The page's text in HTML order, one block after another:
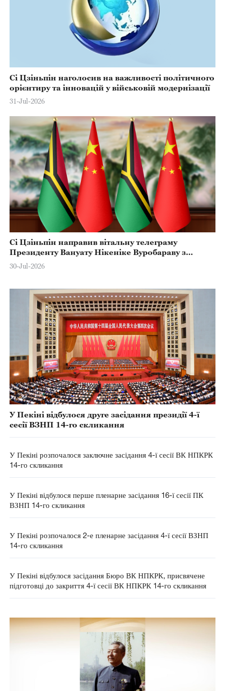
Сі Цзіньпін наголосив на важливості політичного
орієнтиру та інновацій у військовій модернізації
31-Jul-2026
Сі Цзіньпін направив вітальну телеграму
Президенту Вануату Нікеніке Вуробараву з
нагоди Дня Незалежності країни
30-Jul-2026
У Пекіні відбулося друге засідання президії 4-ї
сесії ВЗНП 14-го скликання
У Пекіні розпочалося заключне засідання 4-ї сесії ВК НПКРК
14-го скликання
У Пекіні відбулося перше пленарне засідання 16-ї сесії ПК
ВЗНП 14-го скликання
У Пекіні розпочалося 2-е пленарне засідання 4-ї сесії ВЗНП
14-го скликання
У Пекіні відбулося засідання Бюро ВК НПКРК, присвячене
підготовці до закриття 4-ї сесії ВК НПКРК 14-го скликання